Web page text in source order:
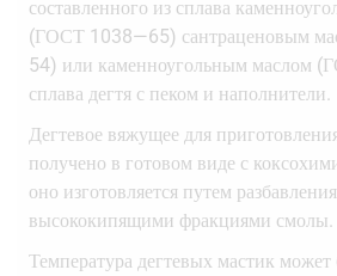
составленного из сплава
(ГОСТ 1038—65) сантраценовым
54) или каменноугольным маслом
сплава дегтя с пеком и наполнители.
Дегтевое вяжущее для
получено в готовом виде с
оно изготовляется путем
высококипящими фракциями смолы.
Температура дегтевых мастик может